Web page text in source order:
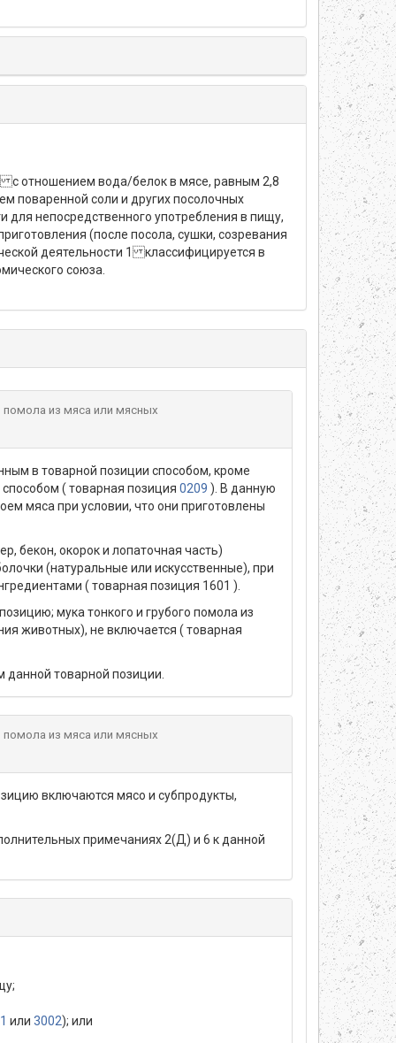
с отношением вода/белок в мясе, равным 2,8
поваренной соли и других посолочных
для непосредственного употребления в пищу,
(после посола, сушки, созревания
деятельности 1 классифицируется в
союза.
из мяса или мясных
в товарной позиции способом, кроме
( товарная позиция 0209 ). В данную
мяса при условии, что они приготовлены
бекон, окорок и лопаточная часть)
(натуральные или искусственные), при
( товарная позиция 1601 ).
мука тонкого и грубого помола из
животных), не включается ( товарная
товарной позиции.
из мяса или мясных
включаются мясо и субпродукты,
примечаниях 2(Д) и 6 к данной
или 3002); или